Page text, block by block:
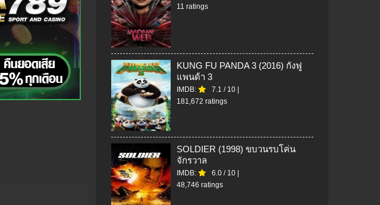
11 ratings
KUNG FU PANDA 3 (2016) กังฟู
แพนด้า 3
IMDB: 7.1 / 10
181,672 ratings
SOLDIER (1998) ขบวนรบโค่น
จักรวาล
IMDB: 6.0 / 10
48,746 ratings